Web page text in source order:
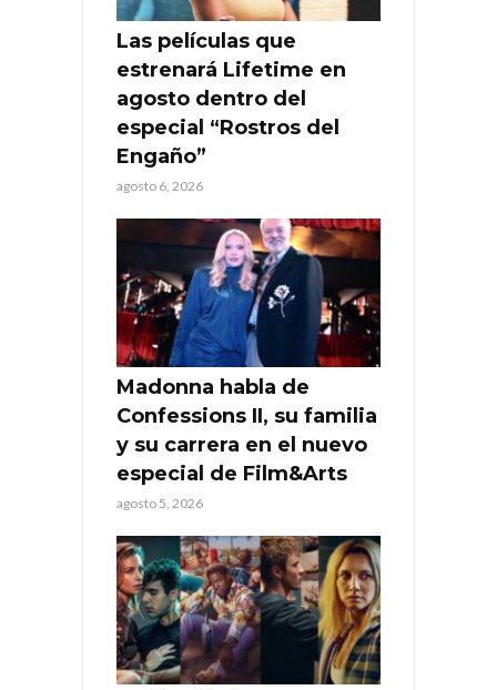
Las películas que
estrenará Lifetime en
agosto dentro del
especial “Rostros del
Engaño”
agosto 6, 2026
Madonna habla de
Confessions II, su familia
y su carrera en el nuevo
especial de Film&Arts
agosto 5, 2026